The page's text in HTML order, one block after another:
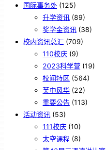
国际事务处 (125)
升学资讯 (89)
奖学金资讯 (38)
校内资讯总汇 (709)
110校庆 (9)
2023科学营 (19)
校闻特区 (564)
芙中风华 (22)
重要公告 (113)
活动资讯 (53)
111校庆 (10)
太空课程 (8)